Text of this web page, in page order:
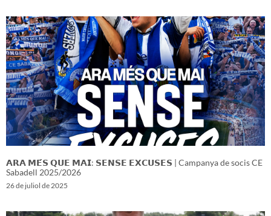
𝗔𝗥𝗔 𝗠𝗘́𝗦 𝗤𝗨𝗘 𝗠𝗔𝗜: 𝗦𝗘𝗡𝗦𝗘 𝗘𝗫𝗖𝗨𝗦𝗘𝗦 | Campanya de socis CE
Sabadell 2025/2026
26 de juliol de 2025